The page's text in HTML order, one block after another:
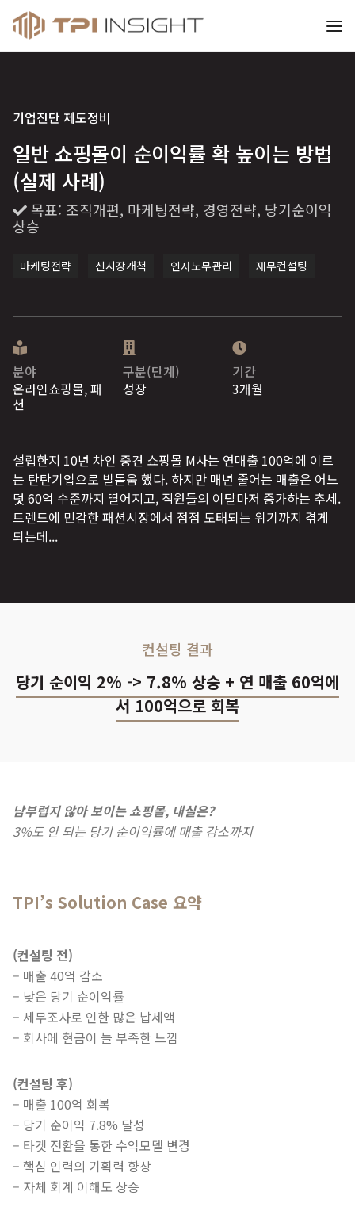
티피아이 인사이트
기업진단 제도정비
일반 쇼핑몰이 순이익률 확 높이는 방법
(실제 사례)
목표: 조직개편, 마케팅전략, 경영전략, 당기순이익
상승
마케팅전략 신시장개척 인사노무관리 재무컨설팅
분야
온라인쇼핑몰, 패
션
구분(단계)
성장
기간
3개월
설립한지 10년 차인 중견 쇼핑몰 M사는 연매출 100억에 이르
는 탄탄기업으로 발돋움 했다. 하지만 매년 줄어는 매출은 어느
덧 60억 수준까지 떨어지고, 직원들의 이탈마저 증가하는 추세.
트렌드에 민감한 패션시장에서 점점 도태되는 위기까지 겪게
되는데...
컨설팅 결과
당기 순이익 2% -> 7.8% 상승 + 연 매출 60억에
서 100억으로 회복
남부럽지 않아 보이는 쇼핑몰, 내실은?
3%도 안 되는 당기 순이익률에 매출 감소까지
TPI’s Solution Case 요약
(컨설팅 전)
– 매출 40억 감소
– 낮은 당기 순이익률
– 세무조사로 인한 많은 납세액
– 회사에 현금이 늘 부족한 느낌
(컨설팅 후)
– 매출 100억 회복
– 당기 순이익 7.8% 달성
– 타겟 전환을 통한 수익모델 변경
– 핵심 인력의 기획력 향상
– 자체 회계 이해도 상승